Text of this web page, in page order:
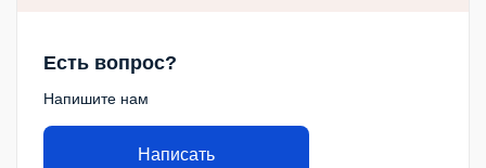
Есть вопрос?
Напишите нам
Написать